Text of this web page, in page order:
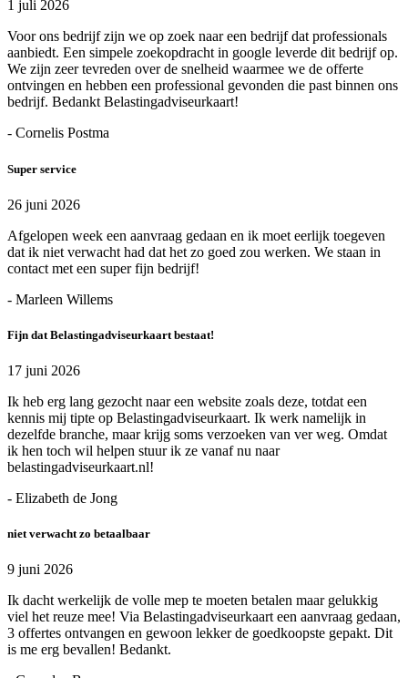
1 juli 2026
Voor ons bedrijf zijn we op zoek naar een bedrijf dat professionals
aanbiedt. Een simpele zoekopdracht in google leverde dit bedrijf op.
We zijn zeer tevreden over de snelheid waarmee we de offerte
ontvingen en hebben een professional gevonden die past binnen ons
bedrijf. Bedankt Belastingadviseurkaart!
- Cornelis Postma
Super service
26 juni 2026
Afgelopen week een aanvraag gedaan en ik moet eerlijk toegeven
dat ik niet verwacht had dat het zo goed zou werken. We staan in
contact met een super fijn bedrijf!
- Marleen Willems
Fijn dat Belastingadviseurkaart bestaat!
17 juni 2026
Ik heb erg lang gezocht naar een website zoals deze, totdat een
kennis mij tipte op Belastingadviseurkaart. Ik werk namelijk in
dezelfde branche, maar krijg soms verzoeken van ver weg. Omdat
ik hen toch wil helpen stuur ik ze vanaf nu naar
belastingadviseurkaart.nl!
- Elizabeth de Jong
niet verwacht zo betaalbaar
9 juni 2026
Ik dacht werkelijk de volle mep te moeten betalen maar gelukkig
viel het reuze mee! Via Belastingadviseurkaart een aanvraag gedaan,
3 offertes ontvangen en gewoon lekker de goedkoopste gepakt. Dit
is me erg bevallen! Bedankt.